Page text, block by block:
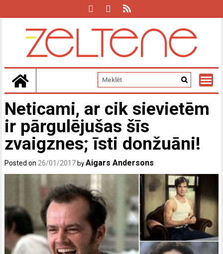
Neticami, ar cik sievietēm
ir pārgulējušas šīs
zvaigznes; īsti donžuāni!
Posted on 26/01/2017 byAigars Andersons